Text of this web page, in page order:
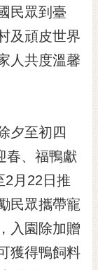
民眾到臺
及頑皮世界
人共度溫馨
夕至初四
春、福鴨獻
2月22日推
民眾攜帶寵
入園除加贈
獲得鴨飼料